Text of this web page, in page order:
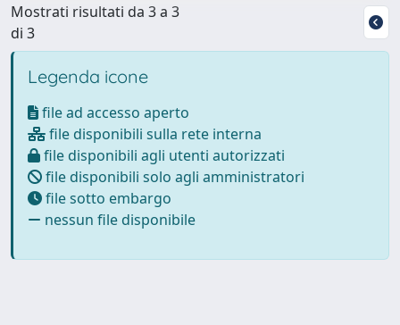
Mostrati risultati da 3 a 3
di 3
Legenda icone
file ad accesso aperto
file disponibili sulla rete interna
file disponibili agli utenti autorizzati
file disponibili solo agli amministratori
file sotto embargo
nessun file disponibile